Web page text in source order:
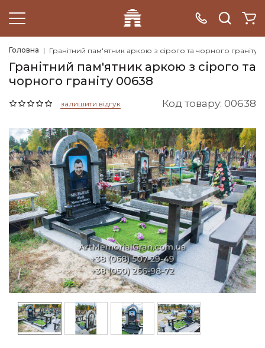
Головна Гранітний пам'ятник аркою з сірого та чорного граніту
Гранітний пам'ятник аркою з сірого та
чорного граніту 00638
залишити відгук Код товару: 00638